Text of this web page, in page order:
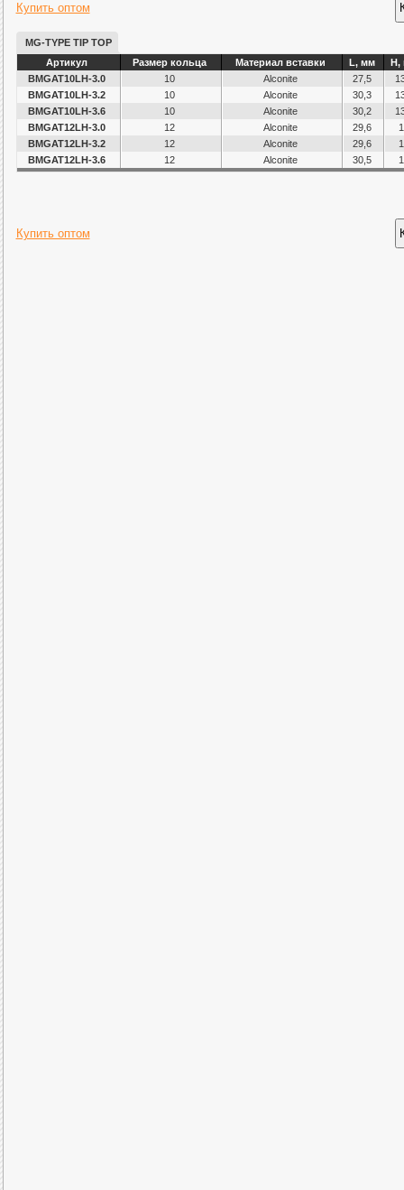
Купить оптом
MG-TYPE TIP TOP
Артикул
Размер кольца Материал вставки L, мм
BMGAT10LH-3.0
10 Alconite 27,5
BMGAT10LH-3.2
10 Alconite 30,3
BMGAT10LH-3.6
10 Alconite 30,2
BMGAT12LH-3.0
12 Alconite 29,6
BMGAT12LH-3.2
12 Alconite 29,6
BMGAT12LH-3.6
12 Alconite 30,5
Купить оптом